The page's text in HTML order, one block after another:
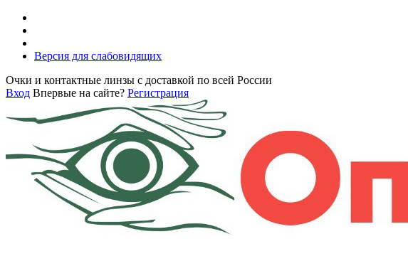
Версия для слабовидящих
Очки и контактные линзы с доставкой по всей России
Вход Впервые на сайте? Регистрация